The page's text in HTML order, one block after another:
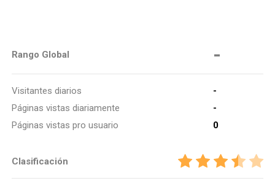
Rango Global -
Visitantes diarios
-
Páginas vistas diariamente
-
Páginas vistas pro usuario
0
Clasificación